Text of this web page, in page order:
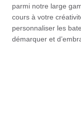
parmi notre large
cours à votre
personnaliser les
démarquer et